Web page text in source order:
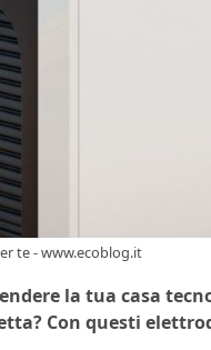
te - www.ecoblog.it
la tua casa
Con questi